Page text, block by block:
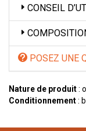
CONSEIL
POSEZ UNE
Nature de produit:
Conditionnement: